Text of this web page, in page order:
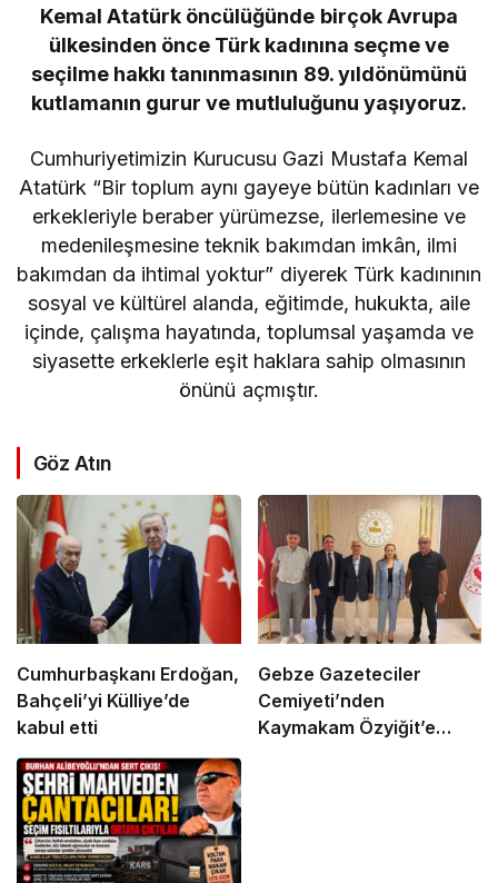
Kemal Atatürk öncülüğünde birçok Avrupa
ülkesinden önce Türk kadınına seçme ve
seçilme hakkı tanınmasının 89. yıldönümünü
kutlamanın gurur ve mutluluğunu yaşıyoruz.
Cumhuriyetimizin Kurucusu Gazi Mustafa Kemal
Atatürk “Bir toplum aynı gayeye bütün kadınları ve
erkekleriyle beraber yürümezse, ilerlemesine ve
medenileşmesine teknik bakımdan imkân, ilmi
bakımdan da ihtimal yoktur” diyerek Türk kadınının
sosyal ve kültürel alanda, eğitimde, hukukta, aile
içinde, çalışma hayatında, toplumsal yaşamda ve
siyasette erkeklerle eşit haklara sahip olmasının
önünü açmıştır.
Göz Atın
Cumhurbaşkanı Erdoğan,
Bahçeli’yi Külliye’de
kabul etti
Gebze Gazeteciler
Cemiyeti’nden
Kaymakam Özyiğit’e